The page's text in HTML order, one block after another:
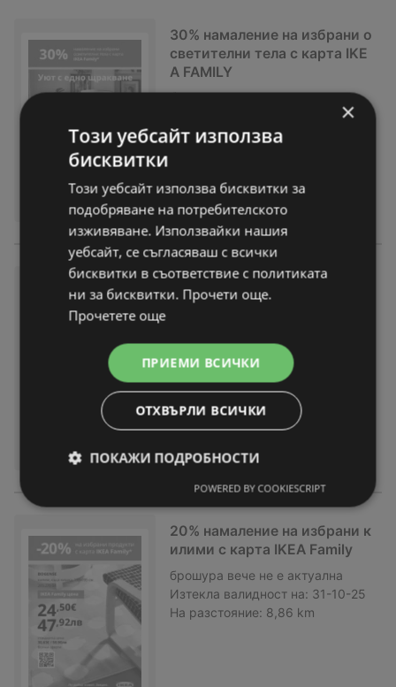
30% намаление на избрани o
светителни тела с карта IKE
A FAMILY
брошура вече не е актуална
17-11-25
На разстояние: 8,86 km
30% отстъпка на избрани св
ещи с IKEA Family
Изтекла валидност на:
На разстояние:
8,86 km
20% намаление на избрани к
илими с карта IKEA Family
брошура вече не е актуална
Изтекла валидност на: 31-10-25
На разстояние: 8,86 km
×
Този уебсайт използва
бисквитки
Този уебсайт използва бисквитки за
подобряване на потребителското
изживяване. Използвайки нашия
уебсайт, се съгласяваш с всички
бисквитки в съответствие с политиката
ни за бисквитки. Прочети още.
Прочетете още
ПРИЕМИ ВСИЧКИ
ОТХВЪРЛИ ВСИЧКИ
ПОКАЖИ ПОДРОБНОСТИ
POWERED BY COOKIESCRIPT